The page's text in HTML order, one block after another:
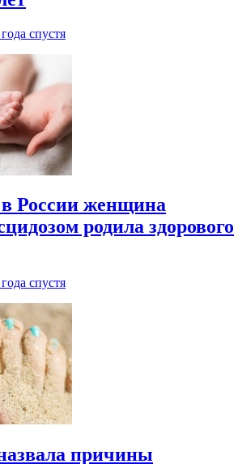
спустя
России женщина
родила здорового
спустя
причины